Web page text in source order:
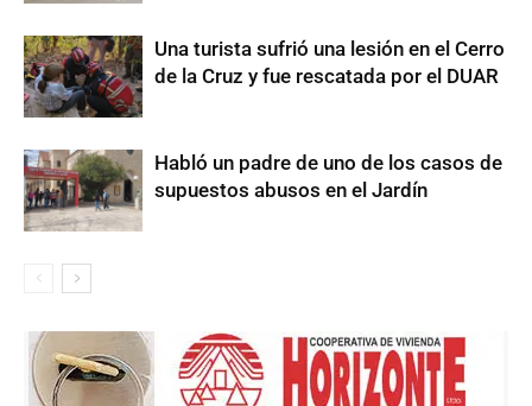
Una turista sufrió una lesión en el Cerro
de la Cruz y fue rescatada por el DUAR
Habló un padre de uno de los casos de
supuestos abusos en el Jardín